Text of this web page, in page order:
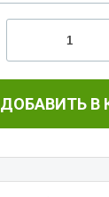
ДОБАВИТЬ В